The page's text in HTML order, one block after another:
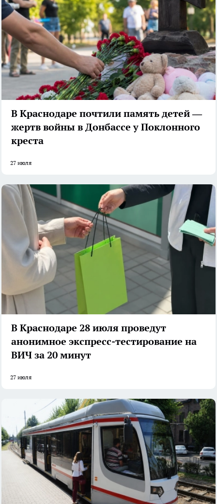
В Краснодаре почтили память детей —
жертв войны в Донбассе у Поклонного
креста
27 июля
В Краснодаре 28 июля проведут
анонимное экспресс-тестирование на
ВИЧ за 20 минут
27 июля